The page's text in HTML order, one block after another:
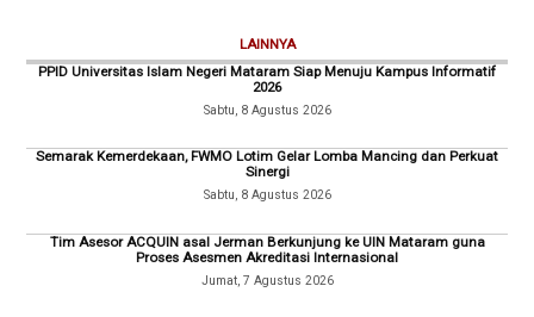
LAINNYA
PPID Universitas Islam Negeri Mataram Siap Menuju Kampus Informatif
2026
Sabtu, 8 Agustus 2026
Semarak Kemerdekaan, FWMO Lotim Gelar Lomba Mancing dan Perkuat
Sinergi
Sabtu, 8 Agustus 2026
Tim Asesor ACQUIN asal Jerman Berkunjung ke UIN Mataram guna
Proses Asesmen Akreditasi Internasional
Jumat, 7 Agustus 2026